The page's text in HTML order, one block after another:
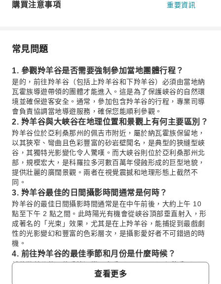
購買注意事項 重要資訊
常見問題
1. 參觀羚羊谷是否需要強制參加當地團體行程？
是的，前往羚羊谷（包括上羚羊谷和下羚羊谷）必須由當地納
瓦霍族導遊帶領的團體才能進入。這是為了保護峽谷的自然環
境並確保遊客安全。通常，參加包含羚羊谷的行程，專業司導
會負責協調當地導遊服務，確保您能順利參觀。
2. 羚羊谷與大峽谷在地理位置和景觀上有何主要區別？
羚羊谷位於亞利桑那州的佩吉市附近，屬於納瓦霍族保留地，
以其狹窄、彎曲且色彩豐富的砂岩壁聞名，是典型的狹縫型峽
谷，其獨特光影變化令人驚嘆。而大峽谷則位於亞利桑那州北
部，規模宏大，是科羅拉多河數百萬年侵蝕形成的巨型地貌，
提供壯麗的廣闊景觀。兩者在視覺震撼和地理形態上截然不
同。
3. 羚羊谷最佳的日間攝影時間通常是何時？
羚羊谷的最佳日間攝影時間通常是在中午前後，大約上午 10
點至下午 2 點之間。此時陽光有機會從峽谷頂部垂直射入，形
成著名的「光束」效果，尤其是在上羚羊谷，能捕捉到最戲劇
性的光影變幻和豐富的色彩層次，是攝影愛好者不可錯過的時
機。
4. 前往羚羊谷的最佳季節和月份是什麼時候？
前往羚羊谷的最佳季節通常是春季（3月至5月）和秋季（9月
至11月）。這些月份天氣較為宜人，避開了夏季的酷熱和冬季
查看更多